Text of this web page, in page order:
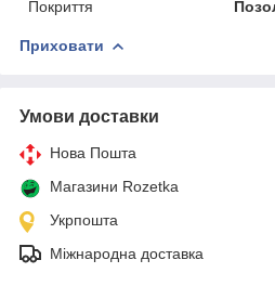
Покриття
Приховати
Умови доставки
Нова Пошта
Магазини Rozetka
Укрпошта
Міжнародна доставка